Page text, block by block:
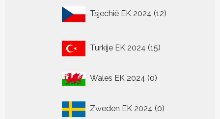
Tsjechië EK 2024 12
producten
Turkije EK 2024 15
producten
Wales EK 2024 00
Zweden EK 2024 0
producten